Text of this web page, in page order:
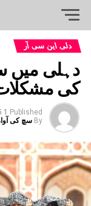
دلی این سی آر
دہلی میں
کی
Published
1 year ago
By سچ کی